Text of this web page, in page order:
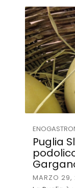
Puglia
MARZO